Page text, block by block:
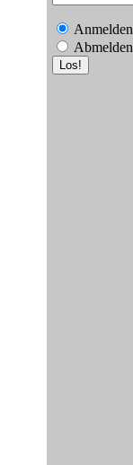
Anmelden
Abmelden